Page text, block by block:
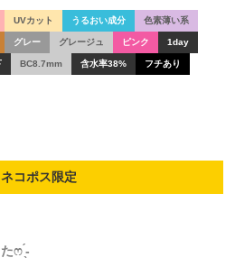
UVカット うるおい成分 色素薄い系
グレー グレージュ ピンク 1day
BC8.7mm 含水率38% フチあり
コポス限定
ෆ ̖́-